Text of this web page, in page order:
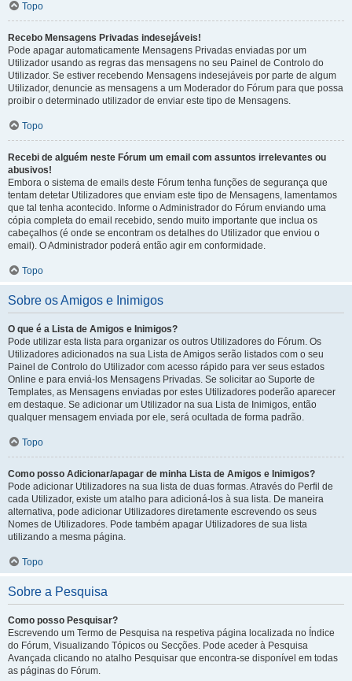
Topo
Recebo Mensagens Privadas indesejáveis!
Pode apagar automaticamente Mensagens Privadas enviadas por um
Utilizador usando as regras das mensagens no seu Painel de Controlo do
Utilizador. Se estiver recebendo Mensagens indesejáveis por parte de algum
Utilizador, denuncie as mensagens a um Moderador do Fórum para que possa
proibir o determinado utilizador de enviar este tipo de Mensagens.
Topo
Recebi de alguém neste Fórum um email com assuntos irrelevantes ou
abusivos!
Embora o sistema de emails deste Fórum tenha funções de segurança que
tentam detetar Utilizadores que enviam este tipo de Mensagens, lamentamos
que tal tenha acontecido. Informe o Administrador do Fórum enviando uma
cópia completa do email recebido, sendo muito importante que inclua os
cabeçalhos (é onde se encontram os detalhes do Utilizador que enviou o
email). O Administrador poderá então agir em conformidade.
Topo
Sobre os Amigos e Inimigos
O que é a Lista de Amigos e Inimigos?
Pode utilizar esta lista para organizar os outros Utilizadores do Fórum. Os
Utilizadores adicionados na sua Lista de Amigos serão listados com o seu
Painel de Controlo do Utilizador com acesso rápido para ver seus estados
Online e para enviá-los Mensagens Privadas. Se solicitar ao Suporte de
Templates, as Mensagens enviadas por estes Utilizadores poderão aparecer
em destaque. Se adicionar um Utilizador na sua Lista de Inimigos, então
qualquer mensagem enviada por ele, será ocultada de forma padrão.
Topo
Como posso Adicionar/apagar de minha Lista de Amigos e Inimigos?
Pode adicionar Utilizadores na sua lista de duas formas. Através do Perfil de
cada Utilizador, existe um atalho para adicioná-los à sua lista. De maneira
alternativa, pode adicionar Utilizadores diretamente escrevendo os seus
Nomes de Utilizadores. Pode também apagar Utilizadores de sua lista
utilizando a mesma página.
Topo
Sobre a Pesquisa
Como posso Pesquisar?
Escrevendo um Termo de Pesquisa na respetiva página localizada no Índice
do Fórum, Visualizando Tópicos ou Secções. Pode aceder à Pesquisa
Avançada clicando no atalho Pesquisar que encontra-se disponível em todas
as páginas do Fórum.